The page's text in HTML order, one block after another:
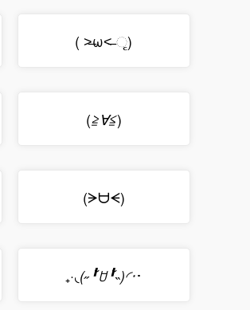
( ˃̶ω˂̶ ૃ)
(≧∀≦)
(ᗒᗨᗕ)
₊·◟(˶╹̆ꇴ╹̆˵)◜‧･